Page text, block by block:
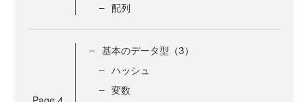
配列
基本のデータ型（3）
ハッシュ
変数